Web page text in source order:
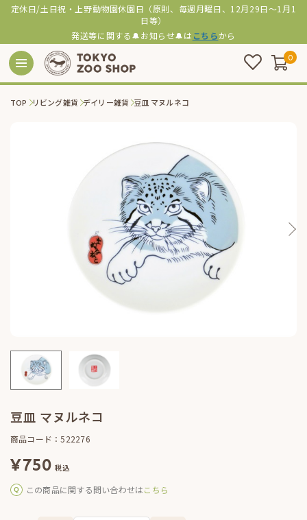
定休日/土日祝・上野動物園休園日（原則、毎週月曜日、12月29日～1月1
日等）
発送等に関する🔔お知らせ🔔は こちらから
0
TOP リビング雑貨 デイリー雑貨 豆皿 マヌルネコ
豆皿 マヌルネコ
商品コード：522276
¥750 税込
この商品に関する問い合わせはこちら